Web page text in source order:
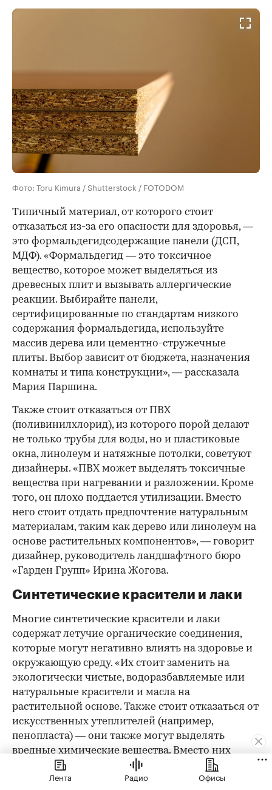
Фото: Toru Kimura / Shutterstock / FOTODOM
Типичный материал, от которого стоит
отказаться из-за его опасности для здоровья, —
это формальдегидсодержащие панели (ДСП,
МДФ). «Формальдегид — это токсичное
вещество, которое может выделяться из
древесных плит и вызывать аллергические
реакции. Выбирайте панели,
сертифицированные по стандартам низкого
содержания формальдегида, используйте
массив дерева или цементно-стружечные
плиты. Выбор зависит от бюджета, назначения
комнаты и типа конструкции», — рассказала
Мария Паршина.
Также стоит отказаться от ПВХ
(поливинилхлорид), из которого порой делают
не только трубы для воды, но и пластиковые
окна, линолеум и натяжные потолки, советуют
дизайнеры. «ПВХ может выделять токсичные
вещества при нагревании и разложении. Кроме
того, он плохо поддается утилизации. Вместо
него стоит отдать предпочтение натуральным
материалам, таким как дерево или линолеум на
основе растительных компонентов», — говорит
дизайнер, руководитель ландшафтного бюро
«Гарден Групп» Ирина Жогова.
Синтетические красители и лаки
Многие синтетические красители и лаки
содержат летучие органические соединения,
которые могут негативно влиять на здоровье и
окружающую среду. «Их стоит заменить на
экологически чистые, водоразбавляемые или
натуральные красители и масла на
растительной основе. Также стоит отказаться от
искусственных утеплителей (например,
пенопласта) — они также могут выделять
вредные химические вещества. Вместо них
стоит отдать предпочтение минеральной вате,
целлюлозе, льняному или конопляному
Лента Радио Офисы